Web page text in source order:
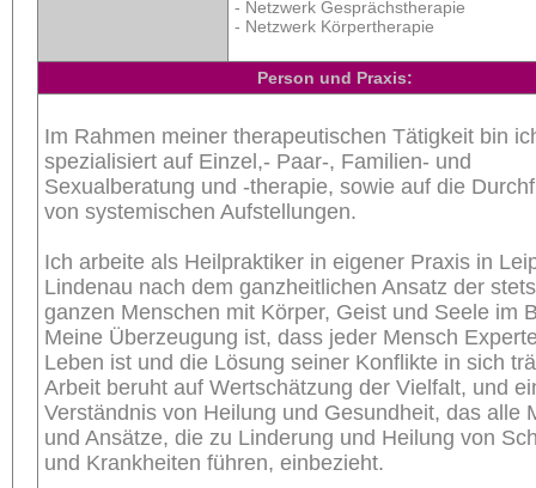
- Netzwerk Gesprächstherapie
- Netzwerk Körpertherapie
Person und Praxis:
Im Rahmen meiner therapeutischen Tätigkeit bin
spezialisiert auf Einzel,- Paar-, Familien- und
Sexualberatung und -therapie, sowie auf die
von systemischen Aufstellungen.
Ich arbeite als Heilpraktiker in eigener Praxis in
Lindenau nach dem ganzheitlichen Ansatz der
ganzen Menschen mit Körper, Geist und Seele im
Meine Überzeugung ist, dass jeder Mensch
Leben ist und die Lösung seiner Konflikte in sich
Arbeit beruht auf Wertschätzung der Vielfalt, und
Verständnis von Heilung und Gesundheit, das alle
und Ansätze, die zu Linderung und Heilung von
und Krankheiten führen, einbezieht.